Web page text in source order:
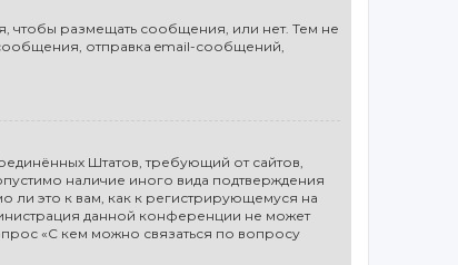
чтобы размещать сообщения, или нет. Тем не
отправка email-сообщений,
Штатов, требующий от сайтов,
наличие иного вида подтверждения
это к вам, как к регистрирующемуся на
данной конференции не может
«С кем можно связаться по вопросу